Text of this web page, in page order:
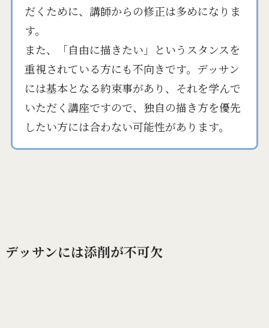
だくために、講師からの修正は多めになりま
す。
また、「自由に描きたい」というスタンスを
重視されている方にも不向きです。デッサン
には基本となる約束事があり、それを学んで
いただく講座ですので、独自の描き方を優先
したい方には合わない可能性があります。
デッサンには添削が不可欠